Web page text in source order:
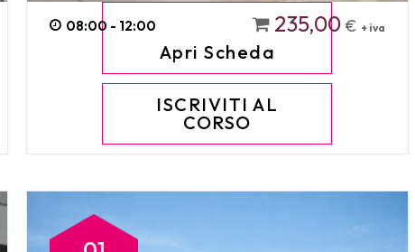
08:00 - 12:00 235,00€ + iva
Apri Scheda
ISCRIVITI AL
CORSO